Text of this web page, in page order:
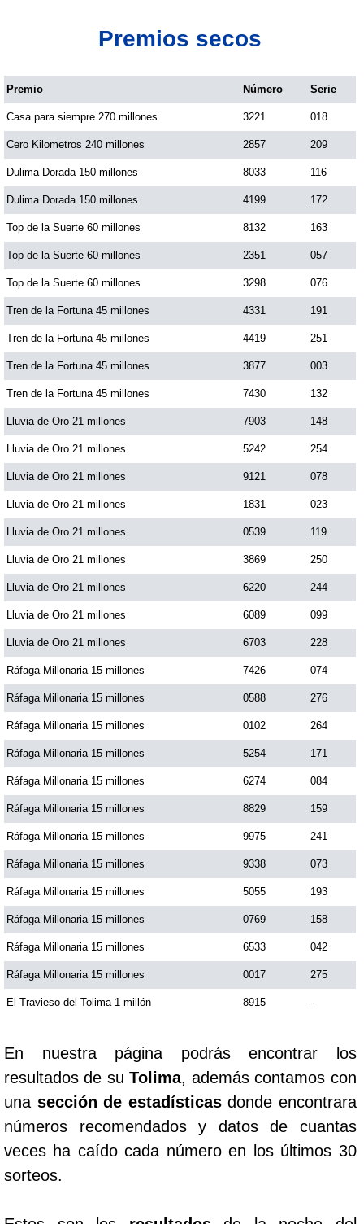
Culona noche
Dorado Mañana
Dorado Tarde
Dorado Noche
Fantástica Día
Fantástica Noche
Motilon Tarde
Motilon Noche
Paisita Día
Paisita Noche
Paisita 3
Pick 3 Día
Pick 3 Noche
Pick 4 Día
Pick 4 Noche
Pijao de Oro
Sinuano Día
Sinuano Noche
Super Chontico Noche
Premios secos
Premio Número Serie
Casa para siempre 270 millones 3221 018
Cero Kilometros 240 millones 2857 209
Dulima Dorada 150 millones 8033 116
Dulima Dorada 150 millones 4199 172
Top de la Suerte 60 millones 8132 163
Top de la Suerte 60 millones 2351 057
Top de la Suerte 60 millones 3298 076
Tren de la Fortuna 45 millones 4331 191
Tren de la Fortuna 45 millones 4419 251
Tren de la Fortuna 45 millones 3877 003
Tren de la Fortuna 45 millones 7430 132
Lluvia de Oro 21 millones 7903 148
Lluvia de Oro 21 millones 5242 254
Lluvia de Oro 21 millones 9121 078
Lluvia de Oro 21 millones 1831 023
Lluvia de Oro 21 millones 0539 119
Lluvia de Oro 21 millones 3869 250
Lluvia de Oro 21 millones 6220 244
Lluvia de Oro 21 millones 6089 099
Lluvia de Oro 21 millones 6703 228
Ráfaga Millonaria 15 millones 7426 074
Ráfaga Millonaria 15 millones 0588 276
Ráfaga Millonaria 15 millones 0102 264
Ráfaga Millonaria 15 millones 5254 171
Ráfaga Millonaria 15 millones 6274 084
Ráfaga Millonaria 15 millones 8829 159
Ráfaga Millonaria 15 millones 9975 241
Ráfaga Millonaria 15 millones 9338 073
Ráfaga Millonaria 15 millones 5055 193
Ráfaga Millonaria 15 millones 0769 158
Ráfaga Millonaria 15 millones 6533 042
Ráfaga Millonaria 15 millones 0017 275
El Travieso del Tolima 1 millón 8915 -
En nuestra página podrás encontrar los
resultados de suTolima, además contamos con
una sección de estadísticasdonde encontrara
números recomendados y datos de cuantas
veces ha caído cada número en los últimos 30
sorteos.